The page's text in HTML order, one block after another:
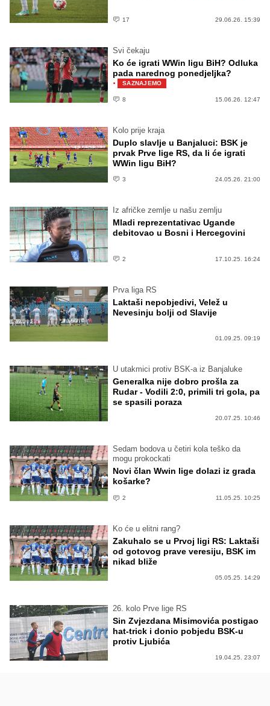
17 29.06.26. 15:39
Svi čekaju
Ko će igrati WWin ligu BiH? Odluka
pada narednog ponedjeljka?
· SAZNAJEMO
8 15.06.26. 12:47
Kolo prije kraja
Duplo slavlje u Banjaluci: BSK je
prvak Prve lige RS, da li će igrati
WWin ligu BiH?
3 24.05.26. 21:00
Iz afričke zemlje u našu zemlju
Mladi reprezentativac Ugande
debitovao u Bosni i Hercegovini
2 17.10.25. 16:24
Prva liga RS
Laktaši nepobjedivi, Velež u
Nevesinju bolji od Slavije
01.09.25. 09:19
U utakmici protiv BSK-a iz Banjaluke
Generalka nije dobro prošla za
Rudar - Vodili 2:0, primili tri gola, pa
se spasili poraza
20.07.25. 10:46
Sedam bodova u četiri kola teško da
mogu prokockati
Novi član Wwin lige dolazi iz grada
košarke?
2 11.05.25. 10:25
Ko će u elitni rang?
Zakuhalo se u Prvoj ligi RS: Laktaši
od gotovog prave veresiju, BSK im
nikad bliže
05.05.25. 14:29
26. kolo Prve lige RS
Sin Zvjezdana Misimovića postigao
hat-trick i donio pobjedu BSK-u
protiv Ljubića
19.04.25. 23:07